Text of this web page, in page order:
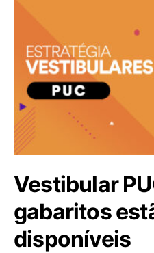
Vestibular
gabaritos
disponíveis